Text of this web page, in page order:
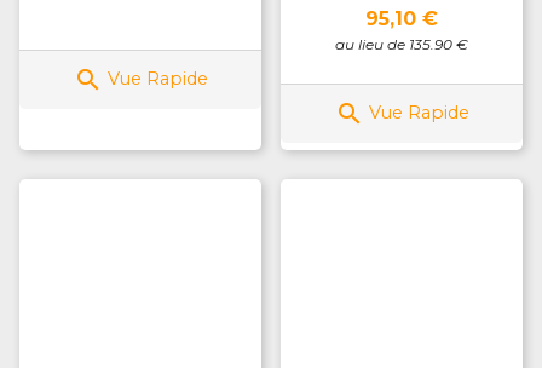
 Vue Rapide
Prix
95,10 €
au lieu de 135.90 €
 Vue Rapide